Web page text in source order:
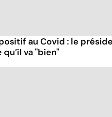
au Covid : le
va "bien"